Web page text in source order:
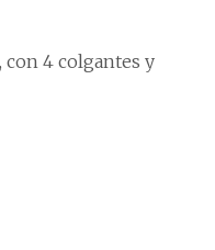
con 4 colgantes y